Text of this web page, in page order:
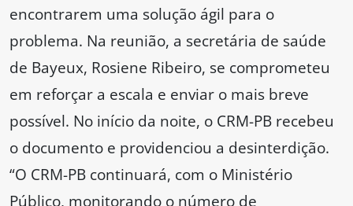
encontrarem uma solução ágil para o
problema. Na reunião, a secretária de saúde
de Bayeux, Rosiene Ribeiro, se comprometeu
em reforçar a escala e enviar o mais breve
possível. No início da noite, o CRM-PB recebeu
o documento e providenciou a desinterdição.
“O CRM-PB continuará, com o Ministério
Público, monitorando o número de